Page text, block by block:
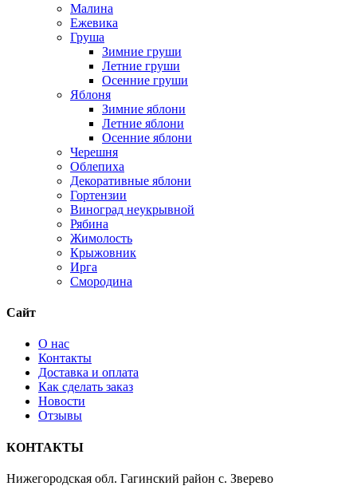
Малина
Ежевика
Груша
Зимние груши
Летние груши
Осенние груши
Яблоня
Зимние яблони
Летние яблони
Осенние яблони
Черешня
Облепиха
Декоративные яблони
Гортензии
Виноград неукрывной
Рябина
Жимолость
Крыжовник
Ирга
Смородина
Сайт
О нас
Контакты
Доставка и оплата
Как сделать заказ
Новости
Отзывы
КОНТАКТЫ
Нижегородская обл. Гагинский район с. Зверево